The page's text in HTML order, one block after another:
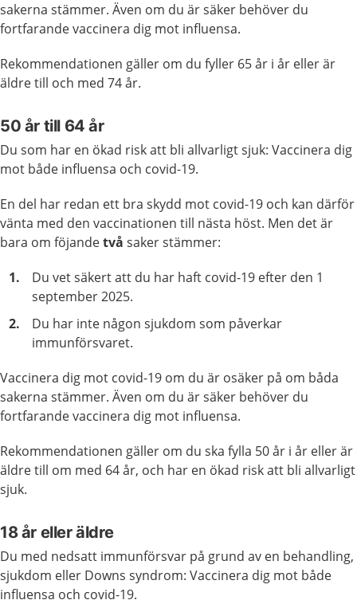
sakerna stämmer. Även om du är säker behöver du
fortfarande vaccinera dig mot influensa.
Rekommendationen gäller om du fyller 65 år i år eller är
äldre till och med 74 år.
50 år till 64 år
Du som har en ökad risk att bli allvarligt sjuk: Vaccinera dig
mot både influensa och covid-19.
En del har redan ett bra skydd mot covid-19 och kan därför
vänta med den vaccinationen till nästa höst. Men det är
bara om föjandetvå saker stämmer:
Du vet säkert att du har haft covid-19 efter den 1
september 2025.
Du har inte någon sjukdom som påverkar
immunförsvaret.
Vaccinera dig mot covid-19 om du är osäker på om båda
sakerna stämmer. Även om du är säker behöver du
fortfarande vaccinera dig mot influensa.
Rekommendationen gäller om du ska fylla 50 år i år eller är
äldre till om med 64 år, och har en ökad risk att bli allvarligt
sjuk.
18 år eller äldre
Du med nedsatt immunförsvar på grund av en behandling,
sjukdom eller Downs syndrom: Vaccinera dig mot både
influensa och covid-19.